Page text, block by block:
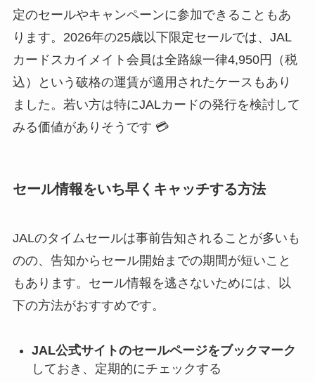
定のセールやキャンペーンに参加できることもあ
ります。2026年の25歳以下限定セールでは、JAL
カードスカイメイト会員は全路線一律4,950円（税
込）という破格の運賃が適用されたケースもあり
ました。若い方は特にJALカードの発行を検討して
みる価値がありそうです 💳
セール情報をいち早くキャッチする方法
JALのタイムセールは事前告知されることが多いも
のの、告知からセール開始までの期間が短いこと
もあります。セール情報を逃さないためには、以
下の方法がおすすめです。
JAL公式サイトのセールページをブックマーク
しておき、定期的にチェックする